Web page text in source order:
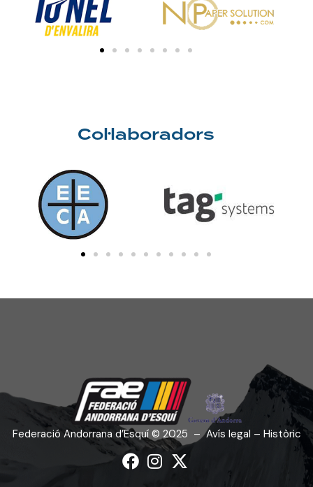
Col·laboradors
Federació Andorrana d’Esquí © 2025 –Avís legal – Històric